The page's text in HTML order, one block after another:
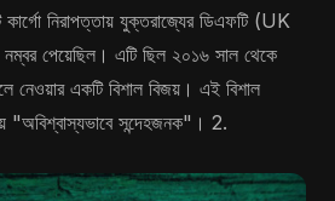
কার্গো নিরাপত্তায় যুক্তরাজ্যের ডিএফটি (UK
পেয়েছিল। এটি ছিল ২০১৬ সাল থেকে
নেওয়ার একটি বিশাল বিজয়। এই বিশাল
"অবিশ্বাস্যভাবে সন্দেহজনক"। 2.